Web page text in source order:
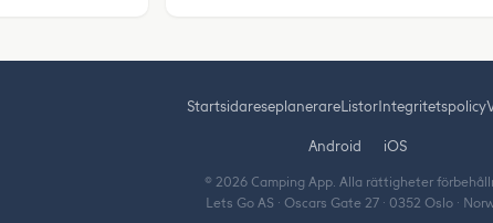
StartsidareseplanerareListorIntegritetspolicy
Android iOS
© 2026 Camping App. Alla rättigheter
Lets Go AS · Oscars Gate 27 · 0352 Oslo ·